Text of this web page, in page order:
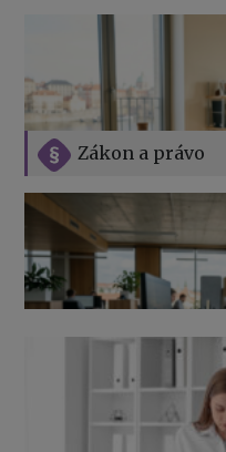
Zákon a právo
Jak na podnikání při
Přehledy pro OSSZ a
v roce 2026